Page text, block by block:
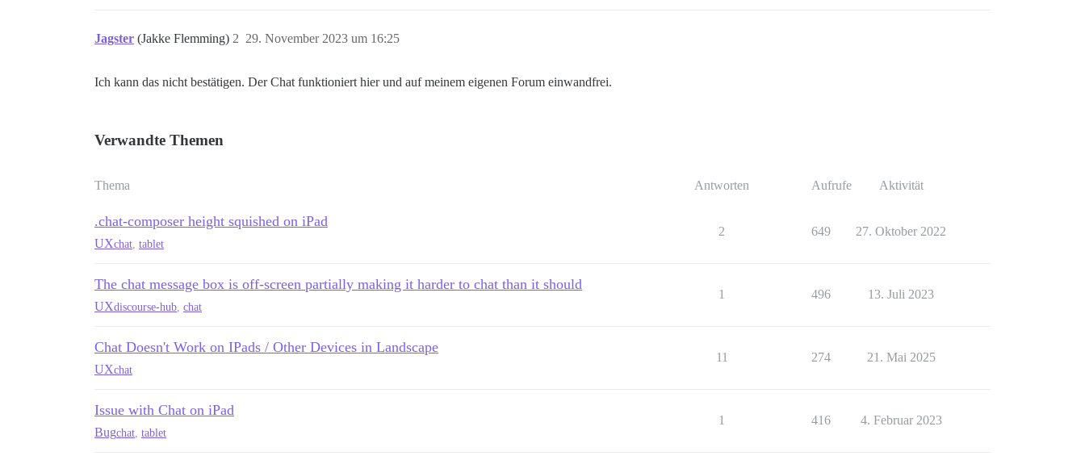
Jagster (Jakke Flemming) 29. November 2023 um 16:25
2
Ich kann das nicht bestätigen. Der Chat funktioniert hier und auf meinem eigenen Forum einwandfrei.
Verwandte Themen
Thema Antworten Aufrufe Aktivität
.chat-composer height squished on iPad
UXchat tablet
2 649 27. Oktober 2022
The chat message box is off-screen partially making it harder to chat than it should
UXdiscourse-hub chat
1 496 13. Juli 2023
Chat Doesn't Work on IPads / Other Devices in Landscape
UXchat
11 274 21. Mai 2025
Issue with Chat on iPad
Bugchat tablet
1 416 4. Februar 2023